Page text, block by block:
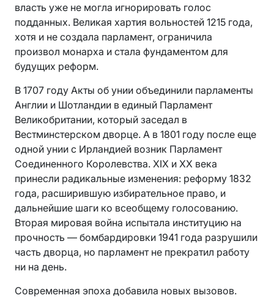
власть уже не могла игнорировать голос
подданных. Великая хартия вольностей 1215 года,
хотя и не создала парламент, ограничила
произвол монарха и стала фундаментом для
будущих реформ.
В 1707 году Акты об унии объединили парламенты
Англии и Шотландии в единый Парламент
Великобритании, который заседал в
Вестминстерском дворце. А в 1801 году после еще
одной унии с Ирландией возник Парламент
Соединенного Королевства. XIX и XX века
принесли радикальные изменения: реформу 1832
года, расширившую избирательное право, и
дальнейшие шаги ко всеобщему голосованию.
Вторая мировая война испытала институцию на
прочность — бомбардировки 1941 года разрушили
часть дворца, но парламент не прекратил работу
ни на день.
Современная эпоха добавила новых вызовов.